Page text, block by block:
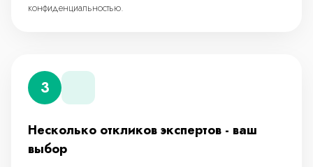
конфиденциальностью.
3
Несколько откликов экспертов - ваш
выбор